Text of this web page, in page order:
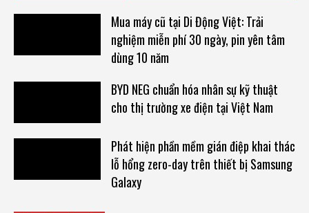
Mua máy cũ tại Di Động Việt: Trải
nghiệm miễn phí 30 ngày, pin yên tâm
dùng 10 năm
BYD NEG chuẩn hóa nhân sự kỹ thuật
cho thị trường xe điện tại Việt Nam
Phát hiện phần mềm gián điệp khai thác
lỗ hổng zero-day trên thiết bị Samsung
Galaxy